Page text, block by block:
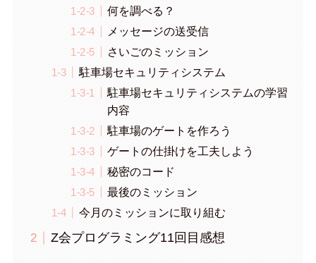
何を調べる？
メッセージの送受信
さいごのミッション
駐車場セキュリティシステム
駐車場セキュリティシステムの学習
内容
駐車場のゲートを作ろう
ゲートの仕掛けを工夫しよう
秘密のコード
最後のミッション
今月のミッションに取り組む
Z会プログラミング11回目感想